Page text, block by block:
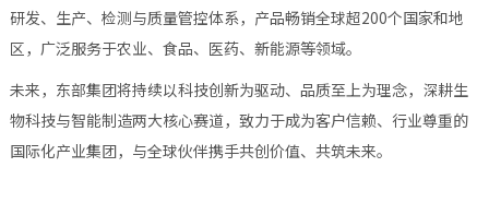
研发、生产、检测与质量管控体系，产品畅销全球超200个国家和地
区，广泛服务于农业、食品、医药、新能源等领域。
未来，东部集团将持续以科技创新为驱动、品质至上为理念，深耕生
物科技与智能制造两大核心赛道，致力于成为客户信赖、行业尊重的
国际化产业集团，与全球伙伴携手共创价值、共筑未来。